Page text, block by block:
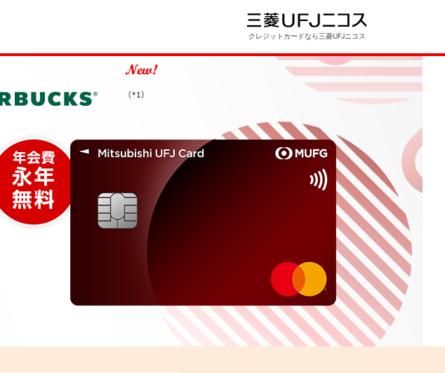
クレジットカードなら三菱UFJニコス